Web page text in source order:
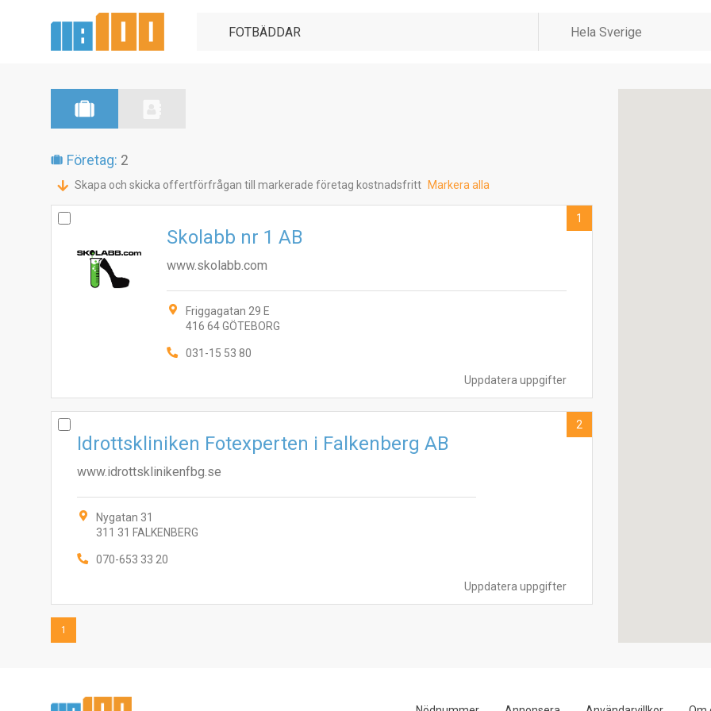
Företag: 2
Skapa och skicka offertförfrågan till markerade företag kostnadsfritt Markera alla
Uppdatera uppgifter
Skolabb nr 1 AB
www.skolabb.com
Friggagatan 29 E
416 64 GÖTEBORG
031-15 53 80
1
Uppdatera uppgifter
Idrottskliniken Fotexperten i Falkenberg AB
www.idrottsklinikenfbg.se
Nygatan 31
311 31 FALKENBERG
070-653 33 20
2
1